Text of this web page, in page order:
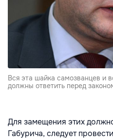
Вся эта шайка самозванцев и
должны ответить перед
Для замещения этих
Габурича, следует